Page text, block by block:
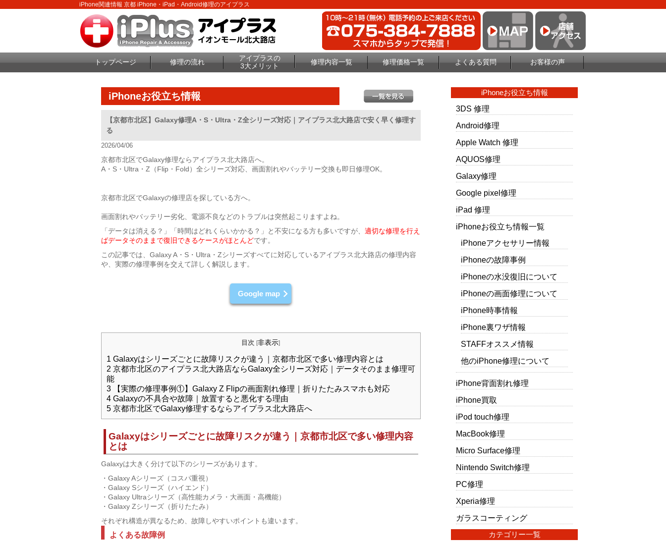
iPhone関連情報 京都 iPhone・iPad・Android修理のアイプラス
トップページ 修理の流れ
アイプラスの
3大メリット
修理内容一覧 修理価格一覧 よくある質問 お客様の声
iPhoneお役立ち情報
【京都市北区】Galaxy修理A・S・Ultra・Z全シリーズ対応｜アイプラス北大路店で安く早く修理す
る
2026/04/06
京都市北区でGalaxy修理ならアイプラス北大路店へ。
A・S・Ultra・Z（Flip・Fold）全シリーズ対応、画面割れやバッテリー交換も即日修理OK。
京都市北区でGalaxyの修理店を探している方へ。
画面割れやバッテリー劣化、電源不良などのトラブルは突然起こりますよね。
「データは消える？」「時間はどれくらいかかる？」と不安になる方も多いですが、 適切な修理を行え
ばデータそのままで復旧できるケースがほとんどです。
この記事では、Galaxy A・S・Ultra・Zシリーズすべてに対応しているアイプラス北大路店の修理内容
や、実際の修理事例を交えて詳しく解説します。
Google map
目次 [非表示]
1 Galaxyはシリーズごとに故障リスクが違う｜京都市北区で多い修理内容とは
2 京都市北区のアイプラス北大路店ならGalaxy全シリーズ対応｜データそのまま修理可
能
3【実際の修理事例①】Galaxy Z Flipの画面割れ修理｜折りたたみスマホも対応
4Galaxyの不具合や故障｜放置すると悪化する理由
5京都市北区でGalaxy修理するならアイプラス北大路店へ
Galaxyはシリーズごとに故障リスクが違う｜京都市北区で多い修理内容
とは
Galaxyは大きく分けて以下のシリーズがあります。
・Galaxy Aシリーズ（コスパ重視）
・Galaxy Sシリーズ（ハイエンド）
・Galaxy Ultraシリーズ（高性能カメラ・大画面・高機能）
・Galaxy Zシリーズ（折りたたみ）
それぞれ構造が異なるため、故障しやすいポイントも違います。
よくある故障例
iPhoneお役立ち情報
3DS 修理
Android修理
Apple Watch 修理
AQUOS修理
Galaxy修理
Google pixel修理
iPad 修理
iPhoneお役立ち情報一覧
iPhoneアクセサリー情報
iPhoneの故障事例
iPhoneの水没復旧について
iPhoneの画面修理について
iPhone時事情報
iPhone裏ワザ情報
STAFFオススメ情報
他のiPhone修理について
iPhone背面割れ修理
iPhone買取
iPod touch修理
MacBook修理
Micro Surface修理
Nintendo Switch修理
PC修理
Xperia修理
ガラスコーティング
カテゴリー一覧